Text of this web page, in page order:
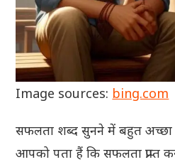
Image sources: bing.com
सफलता शब्द सुनने में बहुत अच्छा
आपको पता हैं कि सफलता